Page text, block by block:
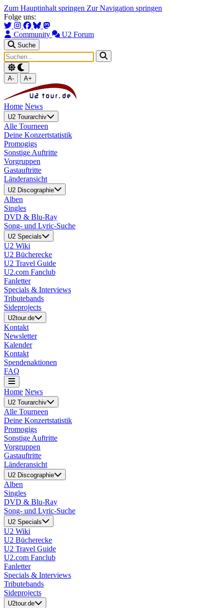
Zum Hauptinhalt springen Zur Navigation springen
Folge uns:
Community U2 Forum
Suche
A- A+
Home News
U2 Tourarchiv
Alle Tourneen
Deine Konzertstatistik
Promogigs
Sonstige Auftritte
Vorgruppen
Gastauftritte
Länderansicht
U2 Discographie
Alben
Singles
DVD & Blu-Ray
Song- und Lyric-Suche
U2 Specials
U2 Wiki
U2 Bücherecke
U2 Travel Guide
U2.com Fanclub
Fanletter
Specials & Interviews
Tributebands
Sideprojects
U2tour.de
Kontakt
Newsletter
Kalender
Kontakt
Spendenaktionen
FAQ
Home News
U2 Tourarchiv
Alle Tourneen
Deine Konzertstatistik
Promogigs
Sonstige Auftritte
Vorgruppen
Gastauftritte
Länderansicht
U2 Discographie
Alben
Singles
DVD & Blu-Ray
Song- und Lyric-Suche
U2 Specials
U2 Wiki
U2 Bücherecke
U2 Travel Guide
U2.com Fanclub
Fanletter
Specials & Interviews
Tributebands
Sideprojects
U2tour.de